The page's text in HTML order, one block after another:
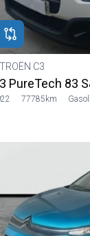
C3
PureTech 83
77785km